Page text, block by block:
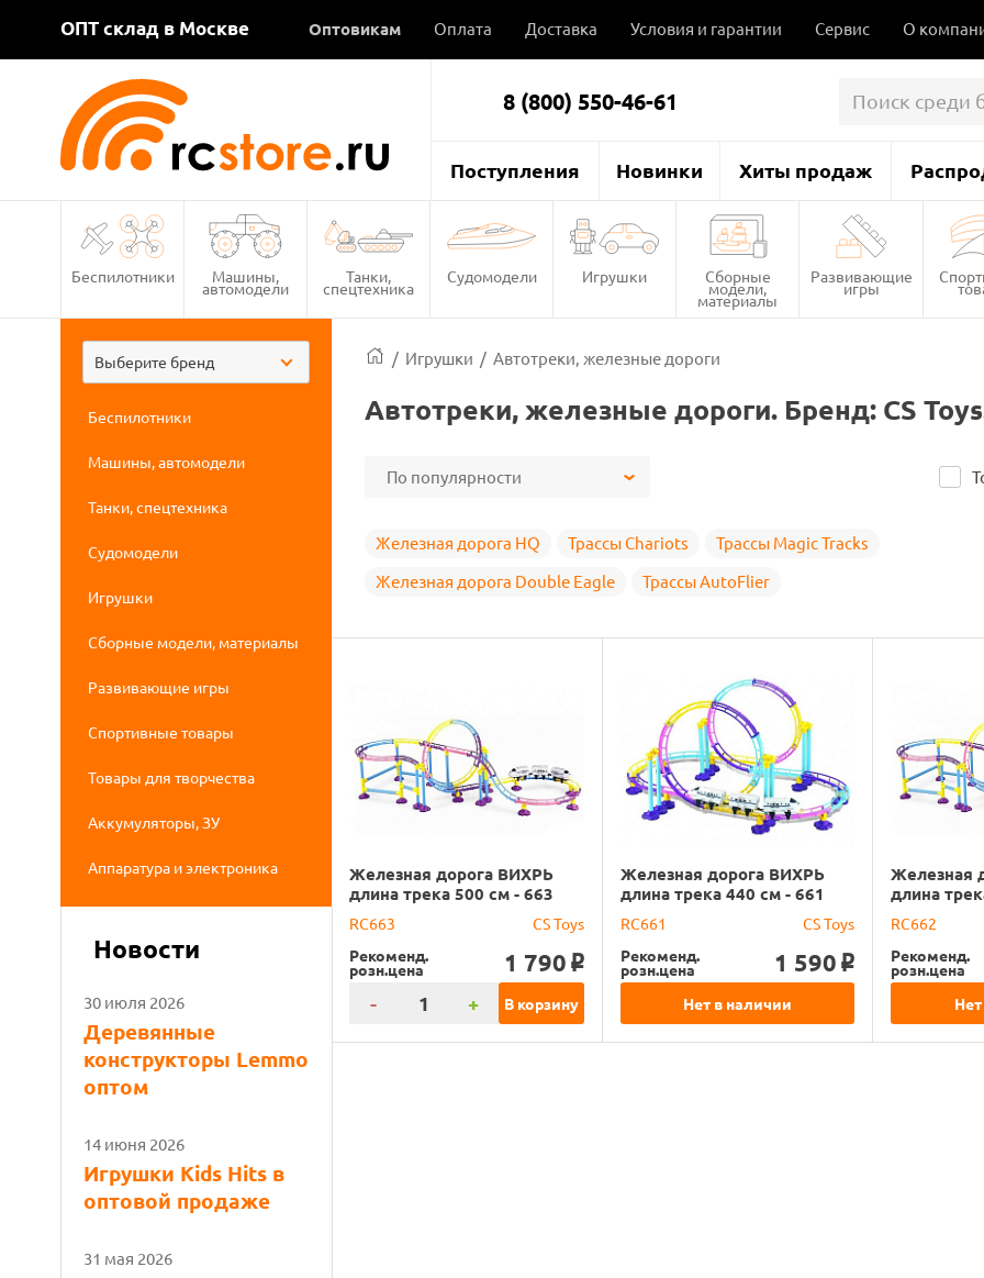
ОПТ склад в Москве Оптовикам Оплата Доставка Условия и гарантии Сервис О
8 (800) 550-46-61
Поступления Новинки Хиты продаж
Беспилотники Машины,
автомодели
Танки,
спецтехника
Судомодели Игрушки Сборные
модели,
материалы
Развивающие
игры
Выберите бренд
Беспилотники
Машины, автомодели
Танки, спецтехника
Судомодели
Игрушки
Сборные модели, материалы
Развивающие игры
Спортивные товары
Товары для творчества
Аккумуляторы, ЗУ
Аппаратура и электроника
Новости
30 июля 2026
Деревянные
конструкторы Lemmo
оптом
14 июня 2026
Игрушки Kids Hits в
оптовой продаже
31 мая 2026
/ Игрушки / Автотреки, железные дороги
Автотреки, железные дороги. Бренд: CS
По популярности
Железная дорога HQ Трассы Chariots
Трассы Magic Tracks
Железная дорога Double Eagle
Трассы AutoFlier
Железная дорога ВИХРЬ
длина трека 500 см - 663
RC663
CS Toys
Рекоменд.
розн.цена 1 790 o
- + В корзину
Железная дорога ВИХРЬ
длина трека 440 см - 661
RC661
CS Toys
Рекоменд.
розн.цена 1 590 o
Нет в наличии
Железная
длина
RC662
Рекоменд.
розн.цена